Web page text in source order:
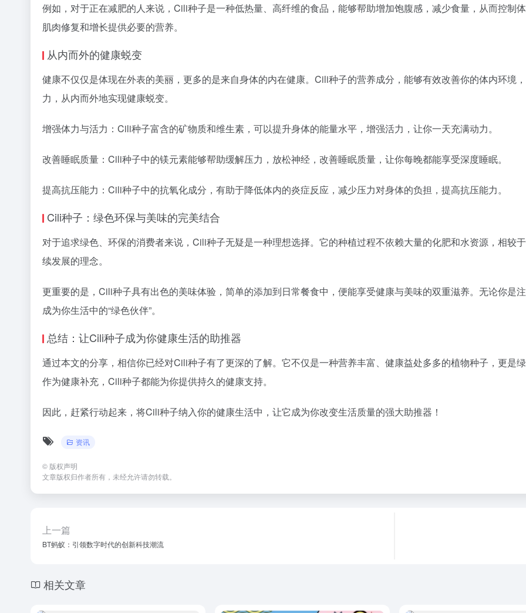
例如，对于正在减肥的人来说，Cili种子是一种低热量、高纤维的食品，能够帮助增加饱腹感，减少食量，从而控制
肌肉修复和增长提供必要的营养。
从内而外的健康蜕变
健康不仅仅是体现在外表的美丽，更多的是来自身体的内在健康。Cili种子的营养成分，能够有效改善你的体内环境
力，从内而外地实现健康蜕变。
增强体力与活力：Cili种子富含的矿物质和维生素，可以提升身体的能量水平，增强活力，让你一天充满动力。
改善睡眠质量：Cili种子中的镁元素能够帮助缓解压力，放松神经，改善睡眠质量，让你每晚都能享受深度睡眠。
提高抗压能力：Cili种子中的抗氧化成分，有助于降低体内的炎症反应，减少压力对身体的负担，提高抗压能力。
Cili种子：绿色环保与美味的完美结合
对于追求绿色、环保的消费者来说，Cili种子无疑是一种理想选择。它的种植过程不依赖大量的化肥和水资源，相较
续发展的理念。
更重要的是，Cili种子具有出色的美味体验，简单的添加到日常餐食中，便能享受健康与美味的双重滋养。无论你是
成为你生活中的“绿色伙伴”。
总结：让Cili种子成为你健康生活的助推器
通过本文的分享，相信你已经对Cili种子有了更深的了解。它不仅是一种营养丰富、健康益处多多的植物种子，更是
作为健康补充，Cili种子都能为你提供持久的健康支持。
因此，赶紧行动起来，将Cili种子纳入你的健康生活中，让它成为你改变生活质量的强大助推器！
资讯
© 版权声明
文章版权归作者所有，未经允许请勿转载。
上一篇
BT蚂蚁：引领数字时代的创新科技潮流
相关文章